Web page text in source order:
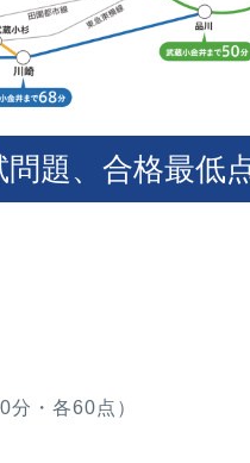
題、合格最低
・各60点）